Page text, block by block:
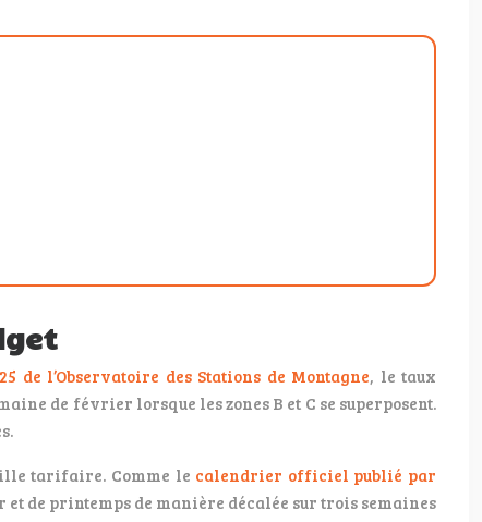
de l’Observatoire des Stations de Montagne, le taux
de février lorsque les zones B et C se superposent.
tarifaire. Comme le calendrier officiel publié par
de printemps de manière décalée sur trois semaines